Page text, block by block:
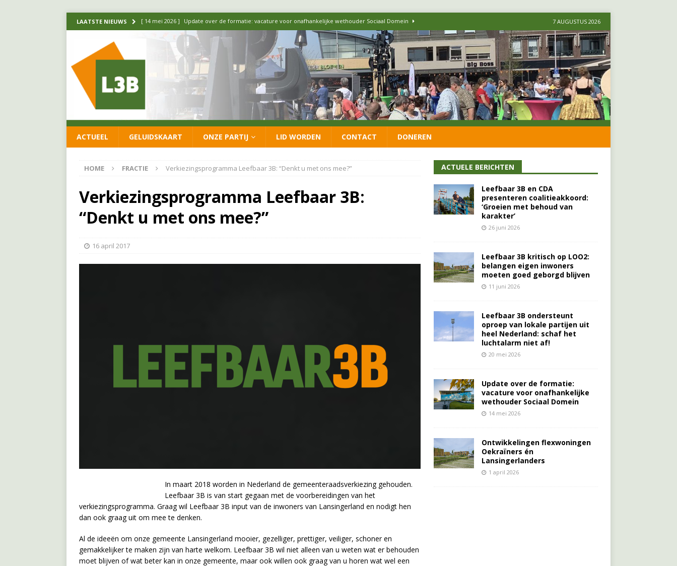
LAATSTE NIEUWS [ 14 mei 2026 ] Update over de formatie: vacature voor onafhankelijke wethouder Sociaal Domein
[ 1 april 2026 ] Ontwikkelingen flexwoningen Oekraïners én Lansingerlanders FRACTIE
[ 26 juni 2026 ] Leefbaar 3B en CDA presenteren coalitieakkoord: ‘Groeien met behoud van karakter’
Leefbaar 3B kritisch op LOO2: belangen eigen inwoners moeten goed geborgd blijven
[ 20 mei 2026 ] Leefbaar 3B ondersteunt oproep van lokale partijen uit heel Nederland: schaf het
7 AUGUSTUS 2026
ACTUEEL GELUIDSKAART ONZE PARTIJ LID WORDEN CONTACT DONEREN
HOME FRACTIE Verkiezingsprogramma Leefbaar 3B: “Denkt u met ons mee?”
Verkiezingsprogramma Leefbaar 3B:
“Denkt u met ons mee?”
16 april 2017
In maart 2018 worden in Nederland de gemeenteraadsverkiezing gehouden.
Leefbaar 3B is van start gegaan met de voorbereidingen van het
verkiezingsprogramma. Graag wil Leefbaar 3B input van de inwoners van Lansingerland en nodigt hen
dan ook graag uit om mee te denken.
Al de ideeën om onze gemeente Lansingerland mooier, gezelliger, prettiger, veiliger, schoner en
gemakkelijker te maken zijn van harte welkom. Leefbaar 3B wil niet alleen van u weten wat er behouden
moet blijven of wat beter kan in onze gemeente, maar ook willen ook graag van u horen wat wel een
ACTUELE BERICHTEN
Leefbaar 3B en CDA
presenteren coalitieakkoord:
‘Groeien met behoud van
karakter’
26 juni 2026
Leefbaar 3B kritisch op LOO2:
belangen eigen inwoners
moeten goed geborgd blijven
11 juni 2026
Leefbaar 3B ondersteunt
oproep van lokale partijen uit
heel Nederland: schaf het
luchtalarm niet af!
20 mei 2026
Update over de formatie:
vacature voor onafhankelijke
wethouder Sociaal Domein
14 mei 2026
Ontwikkelingen flexwoningen
Oekraïners én
Lansingerlanders
1 april 2026